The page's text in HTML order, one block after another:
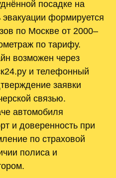
посадке на
формируется
по Москве от 2000–
по тарифу.
возможен через
и телефонный
заявки
связью.
автомобиля
и доверенность при
по страховой
полиса и